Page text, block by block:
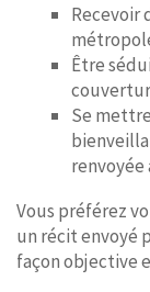
Recevoir
Être
Se
Vous préférez
un récit envoyé
façon objective